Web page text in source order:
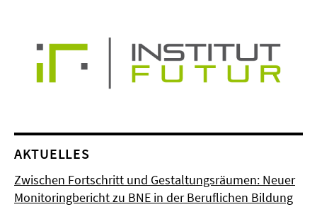
AKTUELLES
Zwischen Fortschritt und Gestaltungsräumen: Neuer
Monitoringbericht zu BNE in der Beruflichen Bildung